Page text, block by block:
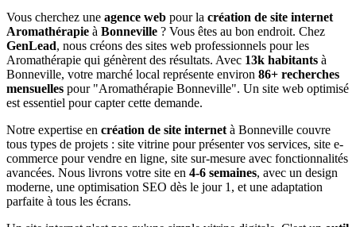
Vous cherchez une agence web pour la création de site internet
Aromathérapie à Bonneville ? Vous êtes au bon endroit. Chez
GenLead, nous créons des sites web professionnels pour les
Aromathérapie qui génèrent des résultats. Avec 13k habitants à
Bonneville, votre marché local représente environ 86+ recherches
mensuelles pour "Aromathérapie Bonneville". Un site web optimisé
est essentiel pour capter cette demande.
Notre expertise en création de site internet à Bonneville couvre
tous types de projets : site vitrine pour présenter vos services, site e-
commerce pour vendre en ligne, site sur-mesure avec fonctionnalités
avancées. Nous livrons votre site en 4-6 semaines, avec un design
moderne, une optimisation SEO dès le jour 1, et une adaptation
parfaite à tous les écrans.